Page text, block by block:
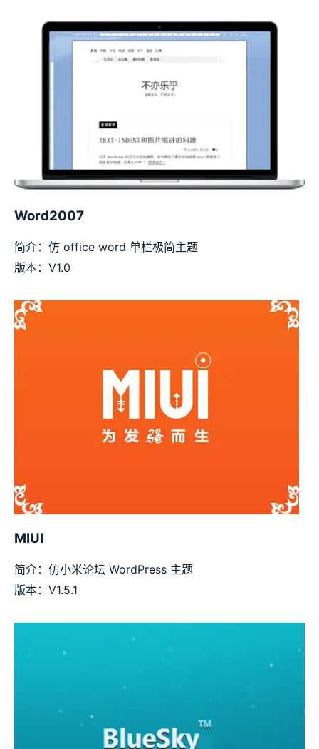
Word2007
简介：仿 office word 单栏极简主题
版本：V1.0
MIUI
简介：仿小米论坛 WordPress 主题
版本：V1.5.1